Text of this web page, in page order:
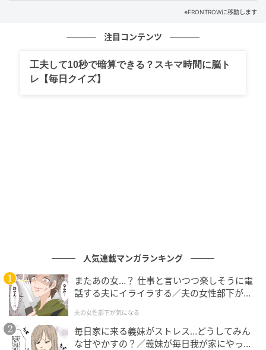
グレイ監督はのちに記者会見で「彼女に電話すると伝
ーヨークで仕事中ですからね」と語り、スカーレット
への理解を示した。
※FRONTROWに移動します
注目コンテンツ
工夫して10秒で暗算できる？スキマ時間に脳ト
レ【毎日クイズ】
人気連載マンガランキング
またあの女…？ 仕事と言いつつ楽しそうに電
話する夫にイライラする／夫の女性部下が気
夫の女性部下が気になる
毎日家に来る義妹がストレス…どうしてみん
な甘やかすの？／義妹が毎日我が家にやって